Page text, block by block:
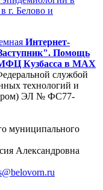
г. Белово и
Интернет-
Помощь
Кузбасса в MAX
службой
технологий и
ЭЛ № ФС77-
муниципального
Александровна